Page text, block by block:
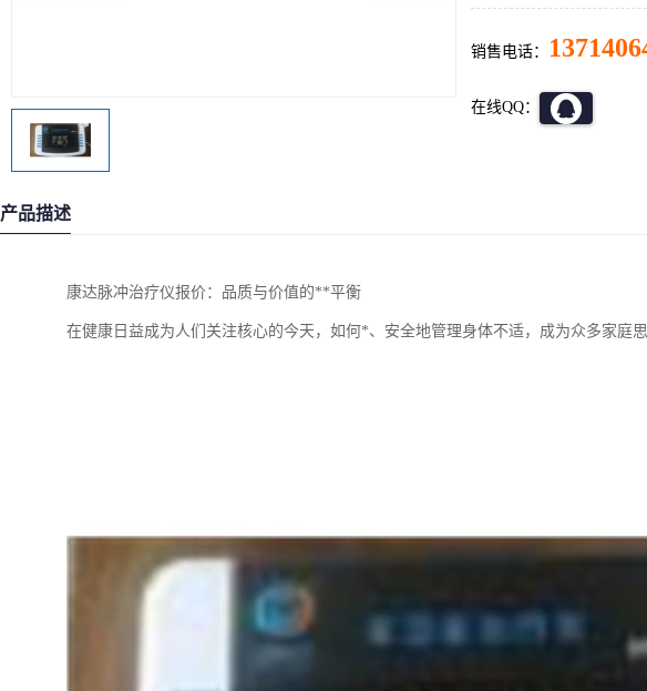
销售电话：
在线QQ：
产品描述
康达脉冲治疗仪报价：品质与价值的**平衡
在健康日益成为人们关注核心的今天，如何*、安全地管理身体不适，成为众多家庭